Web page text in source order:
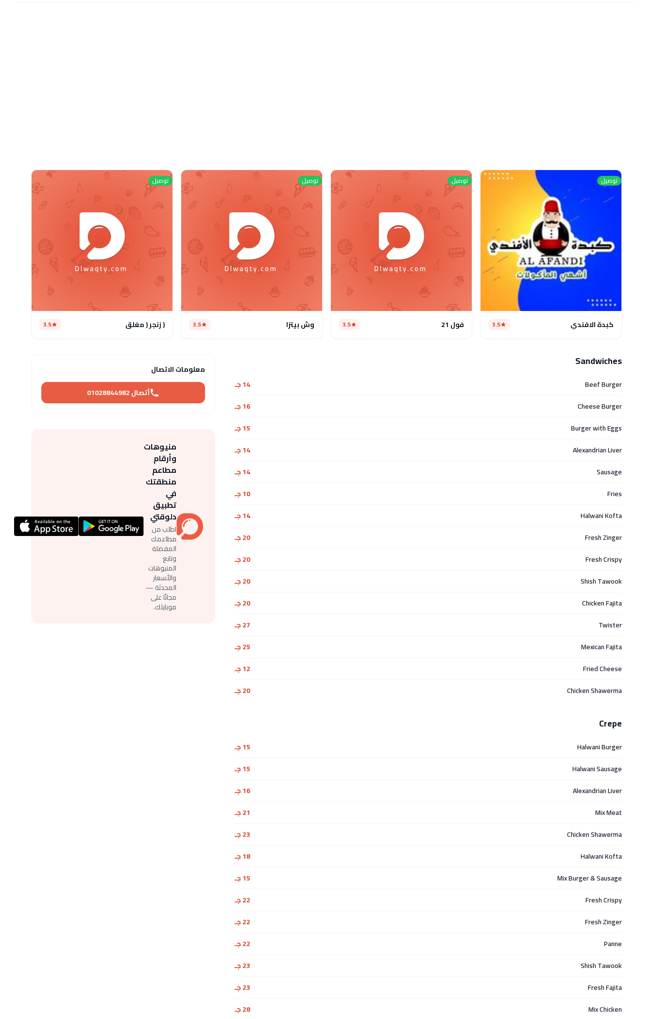
توصيل
كبدة الافندي 3.5
توصيل
فول 21 3.5
توصيل
وش بيتزا 3.5
توصيل
( زنجر ( مغلق 3.5
Sandwiches
Beef Burger
14 جـ
Cheese Burger
16 جـ
Burger with Eggs
15 جـ
Alexandrian Liver
14 جـ
Sausage
14 جـ
Fries
10 جـ
Halwani Kofta
14 جـ
Fresh Zinger
20 جـ
Fresh Crispy
20 جـ
Shish Tawook
20 جـ
Chicken Fajita
20 جـ
Twister
27 جـ
Mexican Fajita
25 جـ
Fried Cheese
12 جـ
Chicken Shawerma
20 جـ
Crepe
Halwani Burger
15 جـ
Halwani Sausage
15 جـ
Alexandrian Liver
16 جـ
Mix Meat
21 جـ
Chicken Shawerma
23 جـ
Halwani Kofta
18 جـ
Mix Burger & Sausage
15 جـ
Fresh Crispy
22 جـ
Fresh Zinger
22 جـ
Panne
22 جـ
Shish Tawook
23 جـ
Fresh Fajita
23 جـ
Mix Chicken
28 جـ
معلومات الاتصال
أتصال 01028844982
منيوهات
وأرقام
مطاعم
منطقتك
في
تطبيق
دلوقتي
اطلب من
مطاعمك
المفضلة
وتابع
المنيوهات
والأسعار
المحدثة —
مجانًا على
موبايلك.